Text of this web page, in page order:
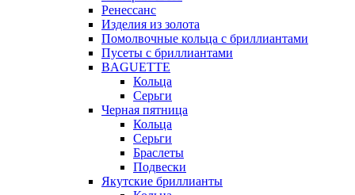
Ренессанс
Изделия из золота
Помолвочные кольца с бриллиантами
Пусеты с бриллиантами
BAGUETTE
Кольца
Серьги
Черная пятница
Кольца
Серьги
Браслеты
Подвески
Якутские бриллианты